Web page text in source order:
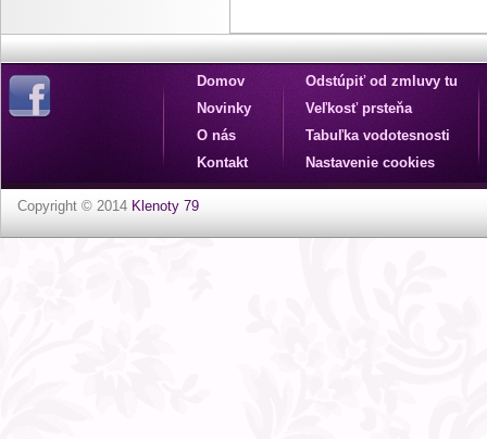
Domov
Novinky
O nás
Kontakt
Odstúpiť od zmluvy tu
Veľkosť prsteňa
Tabuľka vodotesnosti
Nastavenie cookies
Copyright © 2014 Klenoty 79